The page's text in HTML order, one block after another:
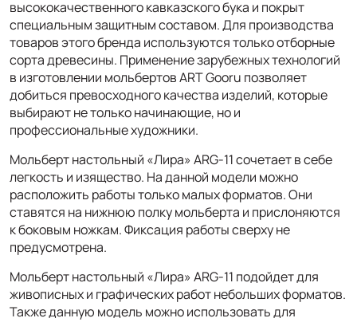
высококачественного кавказского бука и покрыт
специальным защитным составом. Для производства
товаров этого бренда используются только отборные
сорта древесины. Применение зарубежных технологий
в изготовлении мольбертов ART Gooru позволяет
добиться превосходного качества изделий, которые
выбирают не только начинающие, но и
профессиональные художники.
Мольберт настольный «Лира» ARG-11 сочетает в себе
легкость и изящество. На данной модели можно
расположить работы только малых форматов. Они
ставятся на нижнюю полку мольберта и прислоняются
к боковым ножкам. Фиксация работы сверху не
предусмотрена.
Мольберт настольный «Лира» ARG-11 подойдет для
живописных и графических работ небольших форматов.
Также данную модель можно использовать для